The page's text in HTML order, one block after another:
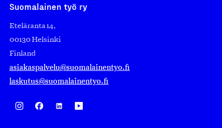
Suomalainen työ ry
Eteläranta 14,
00130 Helsinki
Finland
asiakaspalvelu@suomalainentyo.fi
laskutus@suomalainentyo.fi